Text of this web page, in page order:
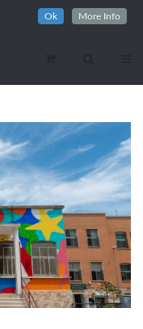
Ok More Info